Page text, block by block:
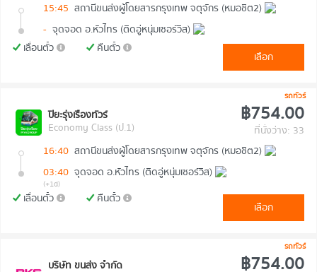
15:45 สถานีขนส่งผู้โดยสารกรุงเทพ จตุจักร (หมอชิต2)
- จุดจอด อ.หัวไทร (ติดอู่หนุ่มเซอร์วิส)
เลื่อนตั๋ว
คืนตั๋ว
เลือก
รถทัวร์
ปิยะรุ่งเรืองทัวร์
Economy Class (ป.1)
฿754.00
ที่นั่งว่าง: 33
16:40 สถานีขนส่งผู้โดยสารกรุงเทพ จตุจักร (หมอชิต2)
03:40 จุดจอด อ.หัวไทร (ติดอู่หนุ่มเซอร์วิส)
(+1d)
เลื่อนตั๋ว คืนตั๋ว
เลือก
รถทัวร์
บริษัท ขนส่ง จำกัด
฿754.00